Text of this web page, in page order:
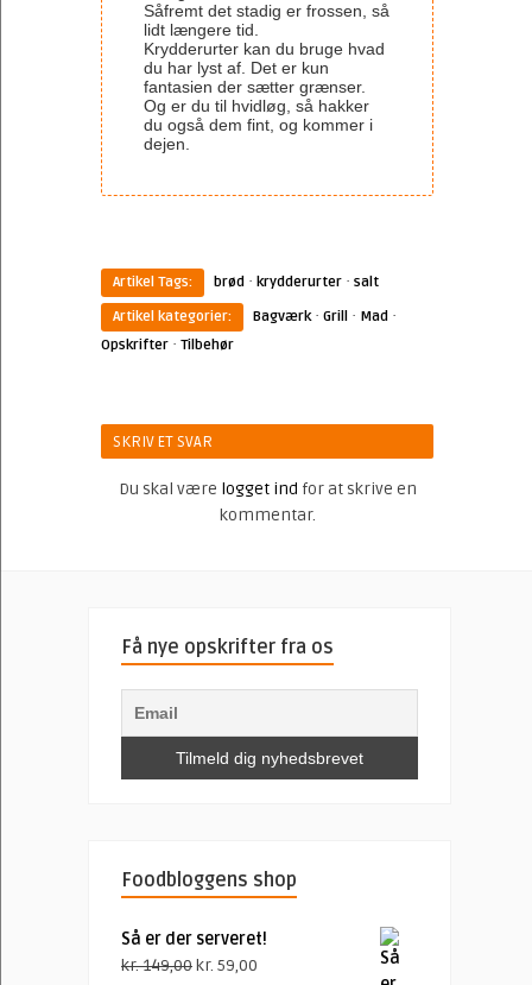
Såfremt det stadig er frossen, så
lidt længere tid.
Krydderurter kan du bruge hvad
du har lyst af. Det er kun
fantasien der sætter grænser.
Og er du til hvidløg, så hakker
du også dem fint, og kommer i
dejen.
Artikel Tags: brød · krydderurter · salt
Artikel kategorier:
Bagværk· Grill · Mad ·
Opskrifter · Tilbehør
SKRIV ET SVAR
Du skal være logget ind for at skrive en
kommentar.
Få nye opskrifter fra os
Foodbloggens shop
Så er der serveret!
kr.149,00Den
kr. 59,00